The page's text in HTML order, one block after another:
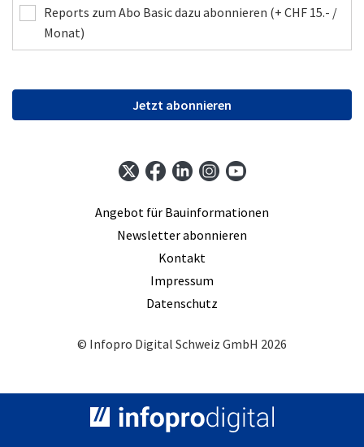
Reports zum Abo Basic dazu abonnieren (+ CHF 15.- /
Monat)
Jetzt abonnieren
Angebot für Bauinformationen
Newsletter abonnieren
Kontakt
Impressum
Datenschutz
© Infopro Digital Schweiz GmbH 2026